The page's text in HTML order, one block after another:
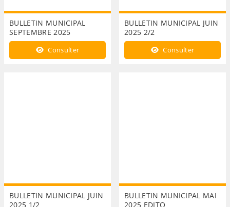
BULLETIN MUNICIPAL
SEPTEMBRE 2025
Consulter
BULLETIN MUNICIPAL JUIN
2025 2/2
Consulter
BULLETIN MUNICIPAL JUIN
2025 1/2
BULLETIN MUNICIPAL MAI
2025 EDITO